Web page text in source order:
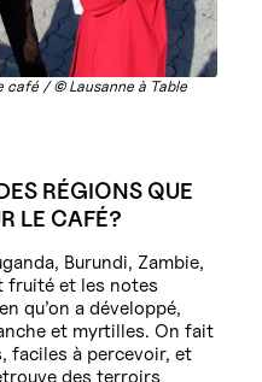
café /©Lausanne à Table
RÉGIONS QUE
LE CAFÉ?
Burundi, Zambie,
fruité et les notes
qu’on a développé,
et myrtilles. On fait
faciles à percevoir, et
des terroirs